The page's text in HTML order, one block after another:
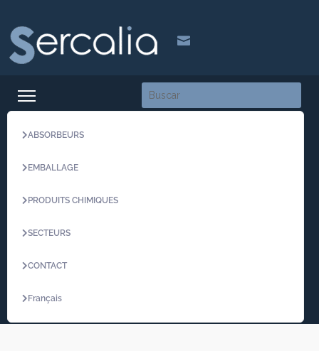

ABSORBEURS
EMBALLAGE
PRODUITS CHIMIQUES
SECTEURS
CONTACT
Français